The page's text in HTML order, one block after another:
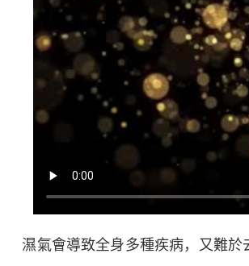
濕氣會導致全身多種疾病，又難於